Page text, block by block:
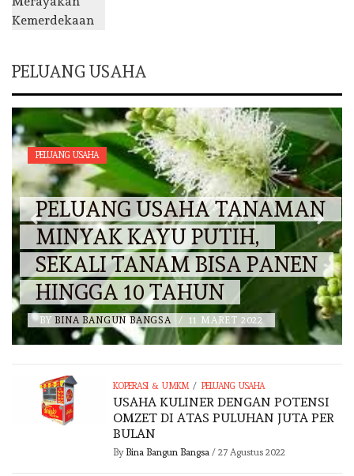
PELUANG USAHA
PELUANG USAHA
PELUANG USAHA TANAMAN
MINYAK KAYU PUTIH,
SEKALI TANAM BISA PANEN
HINGGA 10 TAHUN
BY BINA BANGUN BANGSA / 11 MARET 2022
KOPERASI & UMKM / PELUANG USAHA
USAHA KULINER DENGAN POTENSI
OMZET DI ATAS PULUHAN JUTA PER
BULAN
By Bina Bangun Bangsa/ 27 Agustus 2022